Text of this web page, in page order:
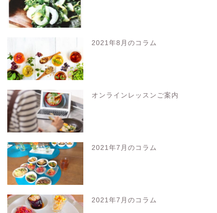
2021年8月のコラム
オンラインレッスンご案内
2021年7月のコラム
2021年7月のコラム